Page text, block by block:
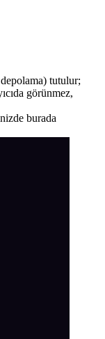
tutulur;
görünmez,
burada